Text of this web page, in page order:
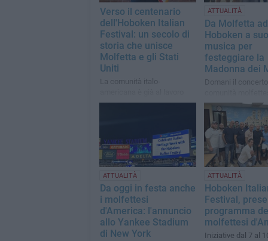
Verso il centenario
dell'Hoboken Italian
Festival: un secolo di
storia che unisce
Molfetta e gli Stati
Uniti
La comunità italo-
per celebrare una tradizione
ATTUALITÀ
Da Molfetta ad
Hoboken a
musica per
festeggiare la
Madonna dei
Domani il
New Jersey
ATTUALITÀ
Da oggi in festa anche
i molfettesi
d'America: l'annuncio
allo Yankee Stadium
di New York
ATTUALITÀ
Hoboken
Festival,
programma
molfettesi
Iniziative dal 7 al